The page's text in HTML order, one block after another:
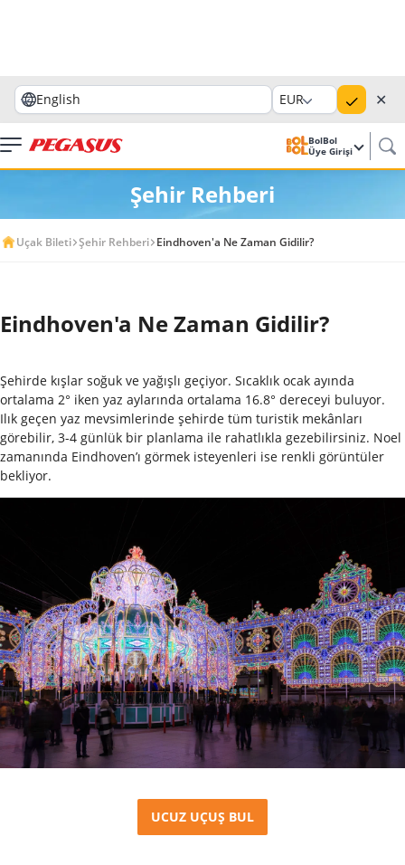
English EUR ✕
BolBol
Üye Girişi
Şehir Rehberi
Uçak Bileti Şehir Rehberi Eindhoven'a Ne Zaman Gidilir?
Eindhoven'a Ne Zaman Gidilir?
Şehirde kışlar soğuk ve yağışlı geçiyor. Sıcaklık ocak ayında
ortalama 2° iken yaz aylarında ortalama 16.8° dereceyi buluyor.
Ilık geçen yaz mevsimlerinde şehirde tüm turistik mekânları
görebilir, 3-4 günlük bir planlama ile rahatlıkla gezebilirsiniz. Noel
zamanında Eindhoven’ı görmek isteyenleri ise renkli görüntüler
bekliyor.
UCUZ UÇUŞ BUL